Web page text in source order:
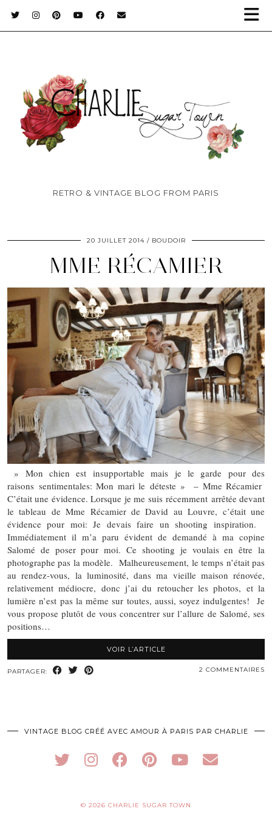
RETRO & VINTAGE BLOG FROM PARIS
20 JUILLET 2014 BOUDOIR
MME RÉCAMIER
» Mon chien est insupportable mais je le garde pour des
raisons sentimentales: Mon mari le déteste » – Mme Récamier
C’était une évidence. Lorsque je me suis récemment arrêtée devant
le tableau de Mme Récamier de David au Louvre, c’était une
évidence pour moi: Je devais faire un shooting inspiration.
Immédiatement il m’a paru évident de demandé à ma copine
Salomé de poser pour moi. Ce shooting je voulais en être la
photographe pas la modèle. Malheureusement, le temps n’était pas
au rendez-vous, la luminosité, dans ma vieille maison rénovée,
relativement médiocre, donc j’ai du retoucher les photos, et la
lumière n’est pas la même sur toutes, aussi, soyez indulgentes! Je
vous propose plutôt de vous concentrer sur l’allure de Salomé, ses
positions…
VOIR L’ARTICLE
PARTAGER: 2 COMMENTAIRES
VINTAGE BLOG CRÉÉ AVEC AMOUR À PARIS PAR CHARLIE
© 2026 CHARLIE SUGAR TOWN